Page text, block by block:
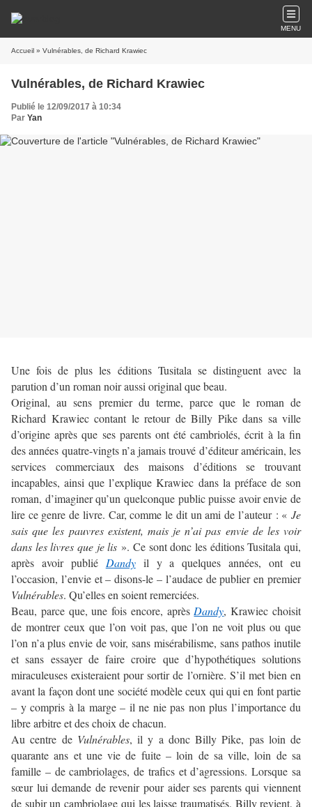
MENU
Accueil » Vulnérables, de Richard Krawiec
Vulnérables, de Richard Krawiec
Publié le 12/09/2017 à 10:34
Par Yan
Une fois de plus les éditions Tusitala se distinguent avec la
parution d’un roman noir aussi original que beau.
Original, au sens premier du terme, parce que le roman de
Richard Krawiec contant le retour de Billy Pike dans sa ville
d’origine après que ses parents ont été cambriolés, écrit à la fin
des années quatre-vingts n’a jamais trouvé d’éditeur américain, les
services commerciaux des maisons d’éditions se trouvant
incapables, ainsi que l’explique Krawiec dans la préface de son
roman, d’imaginer qu’un quelconque public puisse avoir envie de
lire ce genre de livre. Car, comme le dit un ami de l’auteur : « Je
sais que les pauvres existent, mais je n’ai pas envie de les voir
dans les livres que je lis ». Ce sont donc les éditions Tusitala qui,
après avoir publié Dandyil y a quelques années, ont eu
l’occasion, l’envie et – disons-le – l’audace de publier en premier
Vulnérables. Qu’elles en soient remerciées.
Beau, parce que, une fois encore, après Dandy, Krawiec choisit
de montrer ceux que l’on voit pas, que l’on ne voit plus ou que
l’on n’a plus envie de voir, sans misérabilisme, sans pathos inutile
et sans essayer de faire croire que d’hypothétiques solutions
miraculeuses existeraient pour sortir de l’ornière. S’il met bien en
avant la façon dont une société modèle ceux qui qui en font partie
– y compris à la marge – il ne nie pas non plus l’importance du
libre arbitre et des choix de chacun.
Au centre de Vulnérables, il y a donc Billy Pike, pas loin de
quarante ans et une vie de fuite – loin de sa ville, loin de sa
famille – de cambriolages, de trafics et d’agressions. Lorsque sa
sœur lui demande de revenir pour aider ses parents qui viennent
de subir un cambriolage qui les laisse traumatisés, Billy revient, à